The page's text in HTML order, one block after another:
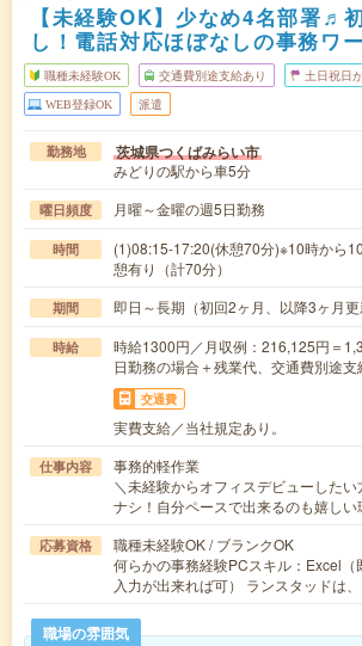
【未経験OK】少なめ4名部署♬
し！電話対応ほぼなしの事務ワ
職種未経験OK 交通費別途支給あり 土日祝日
WEB登録OK 派遣
勤務地 茨城県つくばみらい市
みどりの駅から車5分
曜日頻度 月曜～金曜の週5日勤務
時間
(1)08:15-17:20(休憩70分)※10時から
憩有り（計70分）
期間 即日～長期（初回2ヶ月、以降3ヶ月更
時給
時給1300円／月収例：216,125円＝
日勤務の場合＋残業代、交通費別途支
交通費
実費支給／当社規定あり。
仕事内容
事務的軽作業
＼未経験からオフィスデビューした
ナシ！自分ペースで出来るのも嬉し
応募資格
職種未経験OK / ブランクOK
何らかの事務経験PCスキル：Excel
入力が出来れば可） ランスタッドは
職場の雰囲気